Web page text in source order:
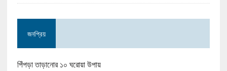
জনপ্রিয়
পিঁপড়া তাড়ানোর ১০ ঘরোয়া উপায়